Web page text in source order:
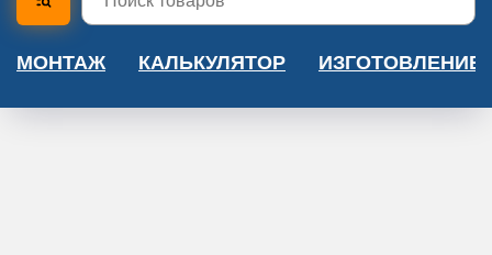
МОНТАЖ КАЛЬКУЛЯТОР ИЗГОТОВЛЕНИЕ